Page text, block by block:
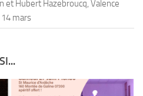
et Hubert Hazebroucq, Valence
14 mars